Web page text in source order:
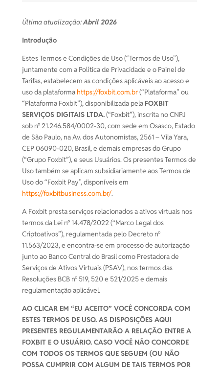
Última atualização:Abril 2026
Introdução
Estes Termos e Condições de Uso (“Termos de Uso”),
juntamente com a Política de Privacidade e o Painel de
Tarifas, estabelecem as condições aplicáveis ao acesso e
uso da plataforma https://foxbit.com.br(“Plataforma” ou
“Plataforma Foxbit”), disponibilizada pela FOXBIT
SERVIÇOS DIGITAIS LTDA.(“Foxbit”), inscrita no CNPJ
sob nº 21.246.584/0002-30, com sede em Osasco, Estado
de São Paulo, na Av. dos Autonomistas, 2561 – Vila Yara,
CEP 06090-020, Brasil, e demais empresas do Grupo
(“Grupo Foxbit”), e seus Usuários. Os presentes Termos de
Uso também se aplicam subsidiariamente aos Termos de
Uso do “Foxbit Pay”, disponíveis em
https://foxbitbusiness.com.br/.
A Foxbit presta serviços relacionados a ativos virtuais nos
termos da Lei nº 14.478/2022 (“Marco Legal dos
Criptoativos”), regulamentada pelo Decreto nº
11.563/2023, e encontra-se em processo de autorização
junto ao Banco Central do Brasil como Prestadora de
Serviços de Ativos Virtuais (PSAV), nos termos das
Resoluções BCB nº 519, 520 e 521/2025 e demais
regulamentação aplicável.
AO CLICAR EM “EU ACEITO” VOCÊ CONCORDA COM
ESTES TERMOS DE USO. AS DISPOSIÇÕES AQUI
PRESENTES REGULAMENTARÃO A RELAÇÃO ENTRE A
FOXBIT E O USUÁRIO. CASO VOCÊ NÃO CONCORDE
COM TODOS OS TERMOS QUE SEGUEM (OU NÃO
POSSA CUMPRIR COM ALGUM DE TAIS TERMOS POR